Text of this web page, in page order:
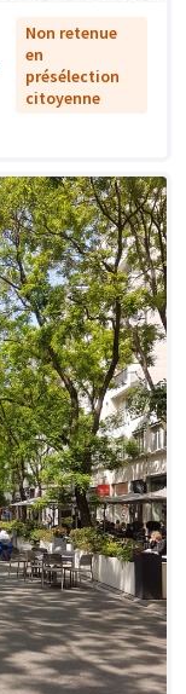
Non retenue
en
présélection
citoyenne